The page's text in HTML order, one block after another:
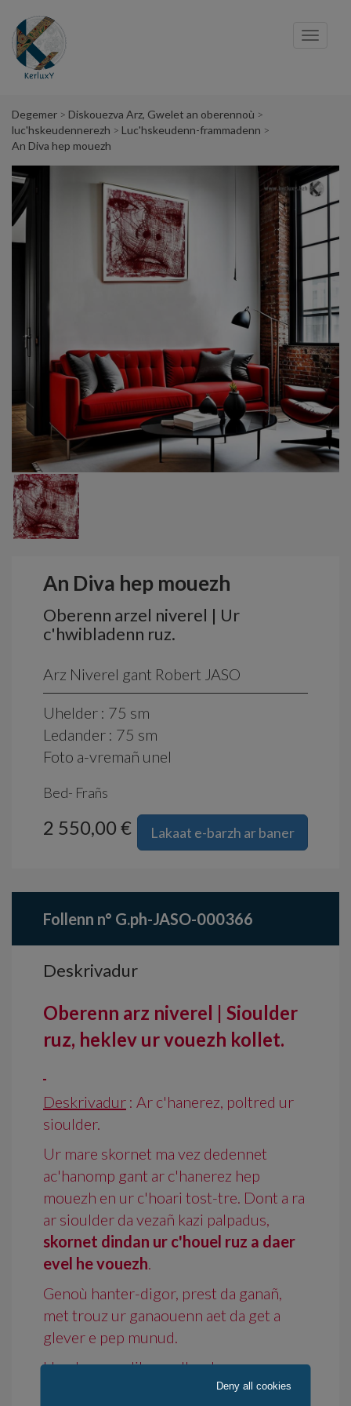
Degemer
Diskouezva Arz, Gwelet an oberennoù
luc'hskeudennerezh
Luc'hskeudenn-frammadenn
An Diva hep mouezh
An Diva hep mouezh
Oberenn arzel niverel | Ur
c'hwibladenn ruz.
Arz Niverel gant Robert JASO
Uhelder : 75 sm
Ledander : 75 sm
Foto a-vremañ unel
Bed- Frañs
Lakaat e-barzh ar baner
2 550,00 €
Follenn n° G.ph-JASO-000366
Deskrivadur
Oberenn arz niverel | Sioulder
ruz, heklev ur vouezh kollet.
Deskrivadur : Ar c'hanerez, poltred ur
sioulder.
Ur mare skornet ma vez dedennet
ac'hanomp gant ar c'hanerez hep
mouezh en ur c'hoari tost-tre. Dont a ra
ar sioulder da vezañ kazi palpadus,
skornet dindan ur c'houel ruz a daer
evel he vouezh.
Genoù hanter-digor, prest da ganañ,
met trouz ur ganaouenn aet da get a
glever e pep munud.
Un oberenn dibar a c'houlenn ar
breskter, ar vouezh hag an emzalc'h.
Deny all cookies